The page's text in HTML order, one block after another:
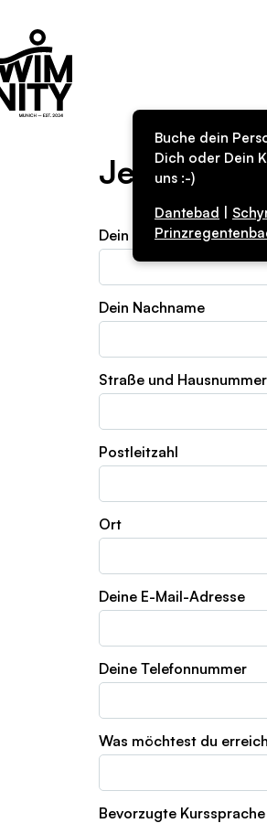
Buche dein
Dich oder Dein
uns :-)
Dantebad
Jetzt
Dein Vorname
Dein Nachname
Straße und Hausnummer
Postleitzahl
Ort
Deine E-Mail-Adresse
Deine Telefonnummer
Was möchtest du
Bevorzugte Kurssprache